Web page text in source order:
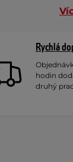
Rychlá
hodin
druhý